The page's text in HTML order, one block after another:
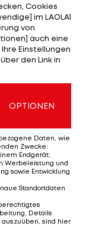
Die
Tormänner
Geschichte
Fußball
Cookies
im LAOLA1
von
auch eine
Einstellungen
den Link in
OPTIONEN
Daten, wie
Zwecke:
Endgerät;
Werbeleistung und
sowie Entwicklung
Standortdaten
Details
sind hier